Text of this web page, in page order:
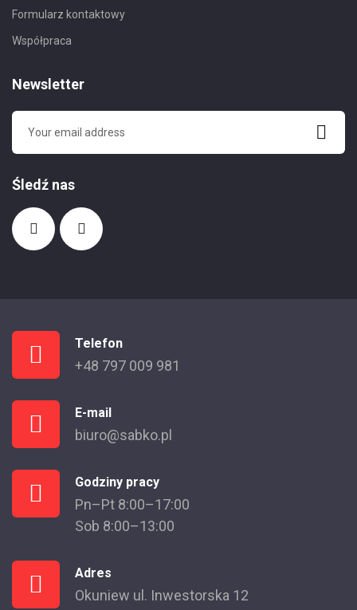
Formularz kontaktowy
Współpraca
Newsletter
Śledź nas
Telefon
+48 797 009 981
E-mail
biuro@sabko.pl
Godziny pracy
Pn–Pt 8:00–17:00
Sob 8:00–13:00
Adres
Okuniew ul. Inwestorska 12